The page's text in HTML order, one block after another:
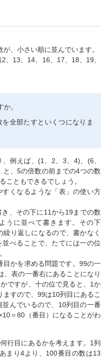
、小さい順に並んでいます。
、13、14、16、17、18、19、
。
全部たすといくつになりま
例えば、(1、2、3、4)、(6、
、5の倍数の前までの4つの数
こともできるでしょう。
くなるような「表」の使い方
、その下に11から19までの数
うに並べて書きます。その下
り返しになるので、書かなく
べることで、たてには一の位
目かを求める問題です。99の一
、表の一番右にあることになり
ですが、十の位で見ると、1か
すので、99は10列目にあるこ
んでいるので、10列目の一番
＝80（番目）になることがわ
行目にあるかを考えます。1列
まり4より、100番目の数は13